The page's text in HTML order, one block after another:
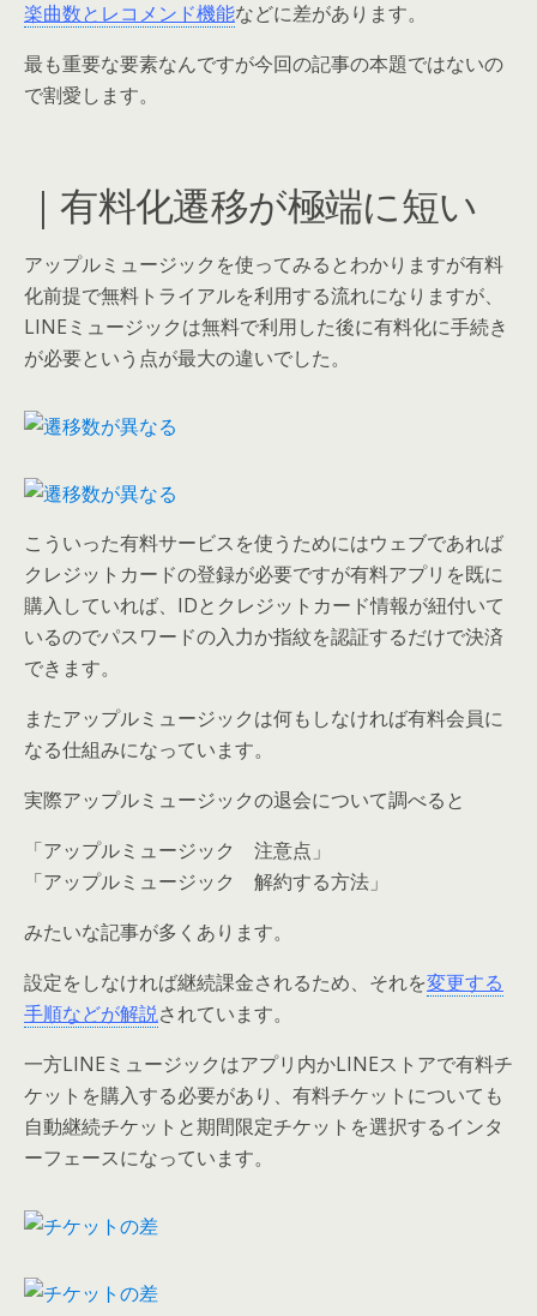
楽曲数とレコメンド機能などに差があります。
最も重要な要素なんですが今回の記事の本題ではないの
で割愛します。
｜有料化遷移が極端に短い
アップルミュージックを使ってみるとわかりますが有料
化前提で無料トライアルを利用する流れになりますが、
LINEミュージックは無料で利用した後に有料化に手続き
が必要という点が最大の違いでした。
こういった有料サービスを使うためにはウェブであれば
クレジットカードの登録が必要ですが有料アプリを既に
購入していれば、IDとクレジットカード情報が紐付いて
いるのでパスワードの入力か指紋を認証するだけで決済
できます。
またアップルミュージックは何もしなければ有料会員に
なる仕組みになっています。
実際アップルミュージックの退会について調べると
「アップルミュージック 注意点」
「アップルミュージック 解約する方法」
みたいな記事が多くあります。
設定をしなければ継続課金されるため、それを変更する
手順などが解説されています。
一方LINEミュージックはアプリ内かLINEストアで有料チ
ケットを購入する必要があり、有料チケットについても
自動継続チケットと期間限定チケットを選択するインタ
ーフェースになっています。